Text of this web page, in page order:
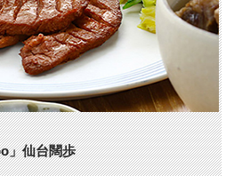
」仙台闊歩